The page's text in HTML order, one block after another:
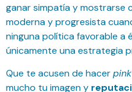
ganar simpatía y mostrarse
moderna y progresista
ninguna política favorable a
únicamente una estrategia
Que te acusen de hacer
mucho tu imagen y